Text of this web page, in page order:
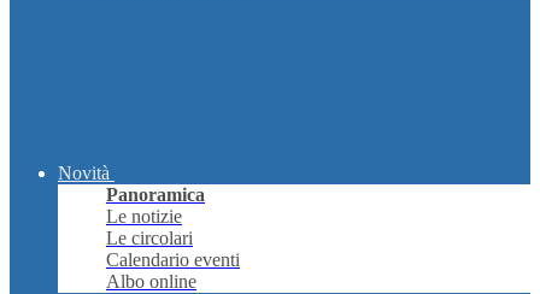
Novità
Panoramica
Le notizie
Le circolari
Calendario eventi
Albo online